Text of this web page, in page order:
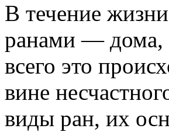
В течение жизни
ранами — дома,
всего это
вине
виды ран, их